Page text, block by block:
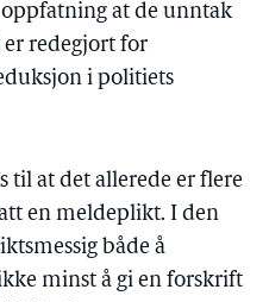
at de unntak
redegjort for
i politiets
til at det allerede er flere
en meldeplikt. I den
både å
minst å gi en forskrift